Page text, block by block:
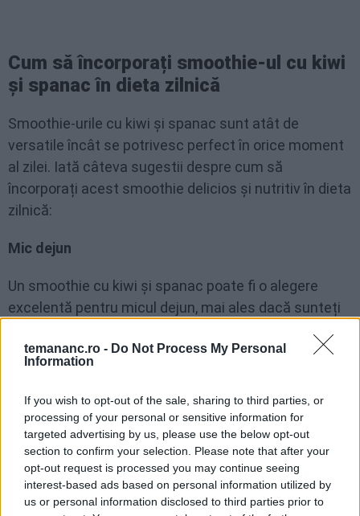
temananc.ro - Do Not Process My Personal
Information
If you wish to opt-out of the sale, sharing to third parties, or
processing of your personal or sensitive information for
targeted advertising by us, please use the below opt-out
section to confirm your selection. Please note that after your
opt-out request is processed you may continue seeing
interest-based ads based on personal information utilized by
us or personal information disclosed to third parties prior to
Cum să încorporați smoothie-ul cu kiwi
și spanac în dieta zilnică
Smoothie-urile cu kiwi și spanac sunt atât de
versatile încât se potrivesc perfect în orice moment
al zilei. Iată câteva sugestii despre cum să
încorporați acest smoothie delicios și nutritiv în dieta
zilnică:
Mic dejun
Un smoothie cu kiwi și spanac poate fi o alegere
excelentă pentru micul dejun, mai ales dacă sunteți
în drum spre muncă sau școală. Pentru un mic dejun
de proteine, cum ar fi pudră proteică sau iaurt
grecesc.
Gustare de după-amiază
Când simțiți că energia vă scade pe parcursul după-